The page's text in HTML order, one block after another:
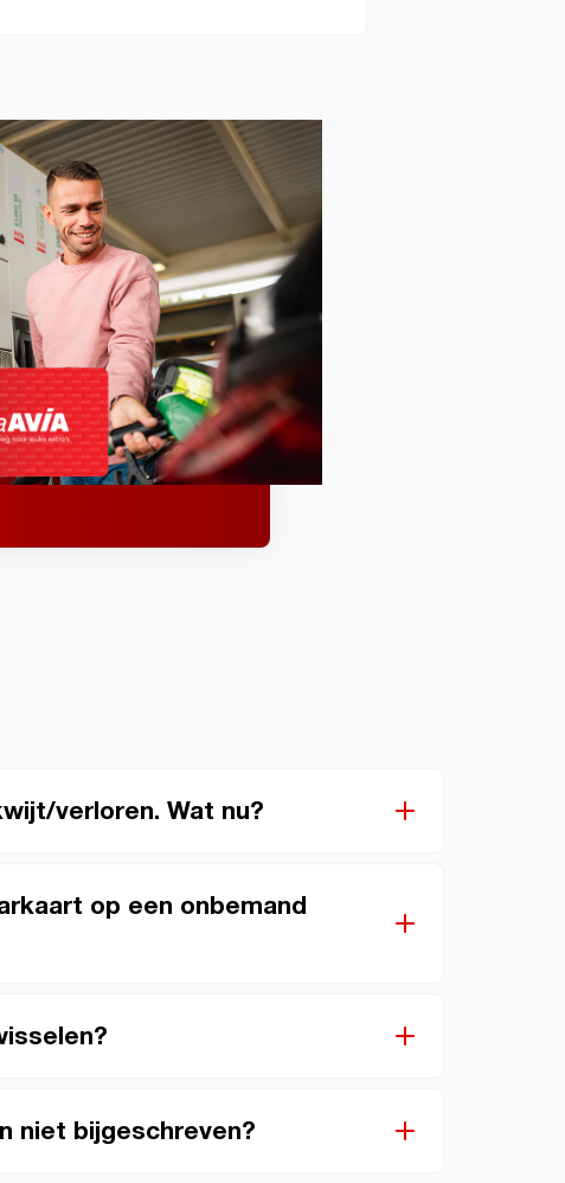
verloren. Wat nu?
op een onbemand
niet bijgeschreven?